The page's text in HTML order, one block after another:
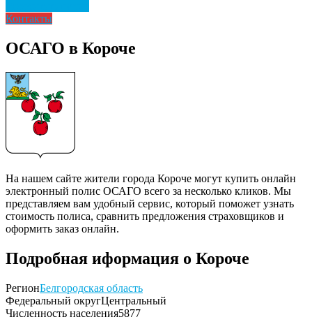
Контакты
ОСАГО в Короче
На нашем сайте жители города Короче могут купить онлайн
электронный полис ОСАГО всего за несколько кликов. Мы
представляем вам удобный сервис, который поможет узнать
стоимость полиса, сравнить предложения страховщиков и
оформить заказ онлайн.
Подробная иформация о Короче
РегионБелгородская область
Федеральный округЦентральный
Численность населения5877